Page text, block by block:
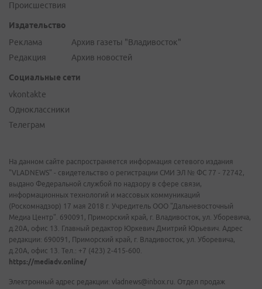
Происшествия
Издательство
Реклама
Редакция
Архив газеты "Владивосток"
Архив новостей
Социальные сети
vkontakte
Одноклассники
Телеграм
На данном сайте распространяется информация сетевого издания
"VLADNEWS" - свидетельство о регистрации СМИ ЭЛ № ФС 77 - 72742,
выдано Федеральной службой по надзору в сфере связи,
информационных технологий и массовых коммуникаций
(Роскомнадзор) 17 мая 2018 г. Учредитель ООО "Дальневосточный
Медиа Центр". 690091, Приморский край, г. Владивосток, ул. Уборевича,
д.20А, офис 13. Главный редактор Юркевич Дмитрий Юрьевич. Адрес
редакции: 690091, Приморский край, г. Владивосток, ул. Уборевича,
д.20А, офис 13. Тел.: +7 (423) 2-415-600.
https://mediadv.online/
Электронный адрес редакции: vladnews@inbox.ru. Отдел продаж